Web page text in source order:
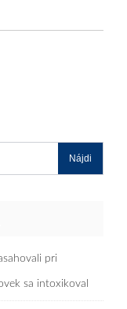
pri
sa intoxikoval